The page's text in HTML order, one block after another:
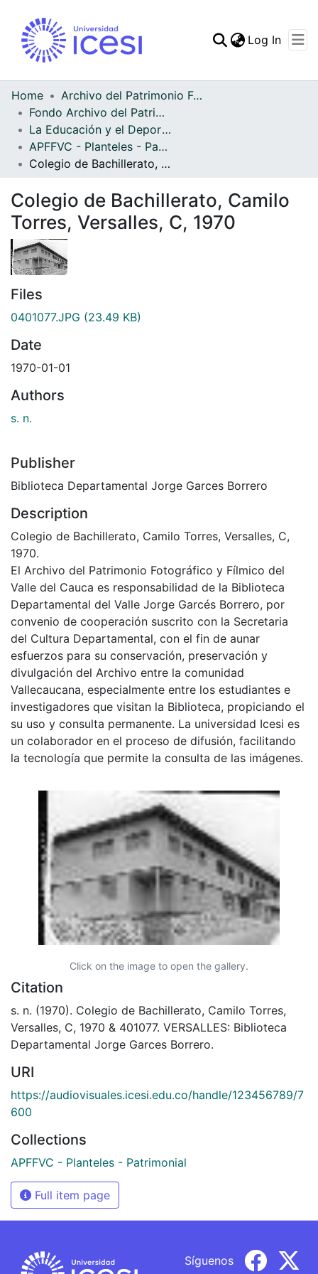
Log In
Home
Archivo del Patrimonio Fotográfico y Fílmico del Valle del Cauca
Fondo Archivo del Patrimonio Fotográfico y Fílmico del Valle del Cauca
La Educación y el Deporte
APFFVC - Planteles - Patrimonial
Colegio de Bachillerato, Camilo Torres, Versalles, C, 1970
Colegio de Bachillerato, Camilo
Torres, Versalles, C, 1970
Files
0401077.JPG (23.49 KB)
Date
1970-01-01
Authors
s. n.
Publisher
Biblioteca Departamental Jorge Garces Borrero
Description
Colegio de Bachillerato, Camilo Torres, Versalles, C,
1970.
El Archivo del Patrimonio Fotográfico y Fílmico del
Valle del Cauca es responsabilidad de la Biblioteca
Departamental del Valle Jorge Garcés Borrero, por
convenio de cooperación suscrito con la Secretaria
del Cultura Departamental, con el fin de aunar
esfuerzos para su conservación, preservación y
divulgación del Archivo entre la comunidad
Vallecaucana, especialmente entre los estudiantes e
investigadores que visitan la Biblioteca, propiciando el
su uso y consulta permanente. La universidad Icesi es
un colaborador en el proceso de difusión, facilitando
la tecnología que permite la consulta de las imágenes.
Click on the image to open the gallery.
Citation
s. n. (1970). Colegio de Bachillerato, Camilo Torres,
Versalles, C, 1970 & 401077. VERSALLES: Biblioteca
Departamental Jorge Garces Borrero.
URI
https://audiovisuales.icesi.edu.co/handle/123456789/7
600
Collections
APFFVC - Planteles - Patrimonial
Full item page
Síguenos